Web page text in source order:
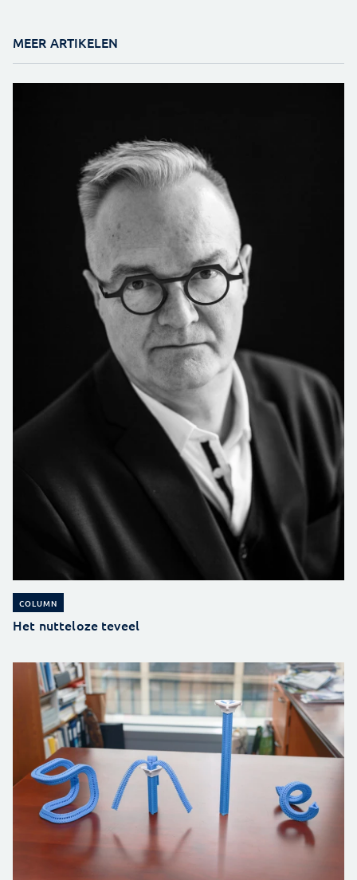
MEER ARTIKELEN
COLUMN
Het nutteloze teveel